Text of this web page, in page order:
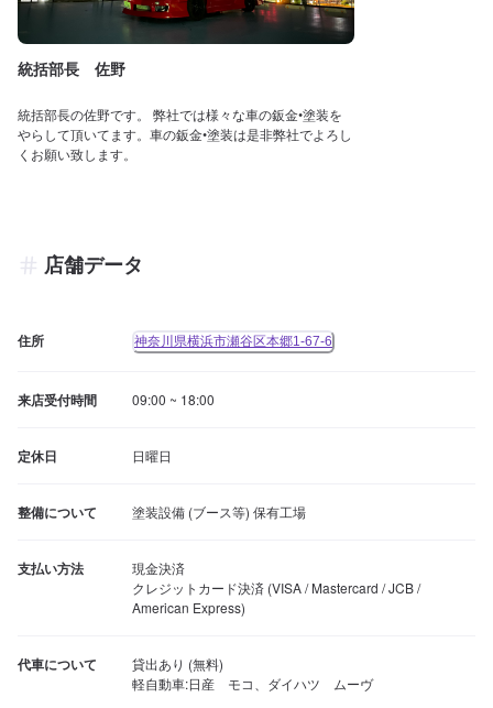
統括部長 佐野
統括部長の佐野です。 弊社では様々な車の鈑金•塗装を
やらして頂いてます。車の鈑金•塗装は是非弊社でよろし
くお願い致します。
店舗データ
住所 神奈川県横浜市瀬谷区本郷1-67-6
来店受付時間 09:00 ~ 18:00
定休日 日曜日
整備について 塗装設備 (ブース等) 保有工場
支払い方法
現金決済
クレジットカード決済 (VISA / Mastercard / JCB /
American Express)
代車について
貸出あり (無料)
軽自動車:日産　モコ、ダイハツ　ムーヴ